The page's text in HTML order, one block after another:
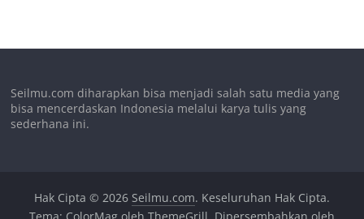
Seilmu.com diharapkan bisa menjadi salah satu media yang
bisa mencerdaskan Indonesia melalui karya tulis yang
sederhana ini.
Hak Cipta © 2026 Seilmu.com. Keseluruhan Hak Cipta.